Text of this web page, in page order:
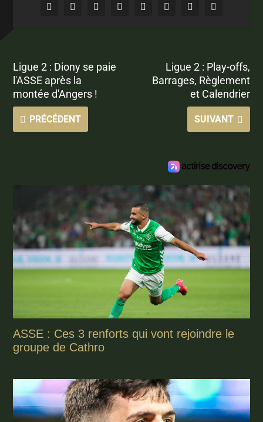
Ligue 2 : Diony se paie
l'ASSE après la
montée d'Angers !
PRÉCÉDENT
Ligue 2 : Play-offs,
Barrages, Règlement
et Calendrier
SUIVANT
ASSE : Ces 3 renforts qui vont rejoindre le
groupe de Cathro